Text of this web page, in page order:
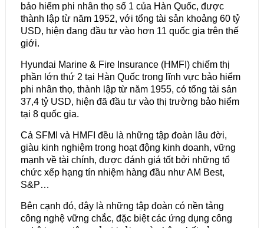
bảo hiểm phi nhân thọ số 1 của Hàn Quốc, được
thành lập từ năm 1952, với tổng tài sản khoảng 60 tỷ
USD, hiện đang đầu tư vào hơn 11 quốc gia trên thế
giới.
Hyundai Marine & Fire Insurance (HMFI) chiếm thị
phần lớn thứ 2 tại Hàn Quốc trong lĩnh vực bảo hiểm
phi nhân thọ, thành lập từ năm 1955, có tổng tài sản
37,4 tỷ USD, hiện đã đầu tư vào thị trường bảo hiểm
tại 8 quốc gia.
Cả SFMI và HMFI đều là những tập đoàn lâu đời,
giàu kinh nghiệm trong hoạt động kinh doanh, vững
mạnh về tài chính, được đánh giá tốt bởi những tổ
chức xếp hạng tín nhiệm hàng đầu như AM Best,
S&P…
Bên cạnh đó, đây là những tập đoàn có nền tảng
công nghệ vững chắc, đặc biệt các ứng dụng công